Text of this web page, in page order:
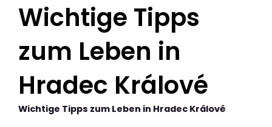
Wichtige Tipps
zum Leben in
Hradec Králové
Wichtige Tipps zum Leben in Hradec Králové